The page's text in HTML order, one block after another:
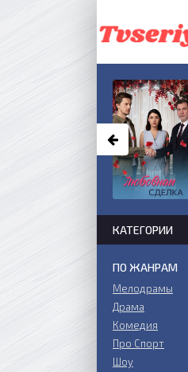
КАТЕГОРИИ
ПО ЖАНРАМ
Мелодрамы
Драма
Комедия
Про Спорт
Шоу